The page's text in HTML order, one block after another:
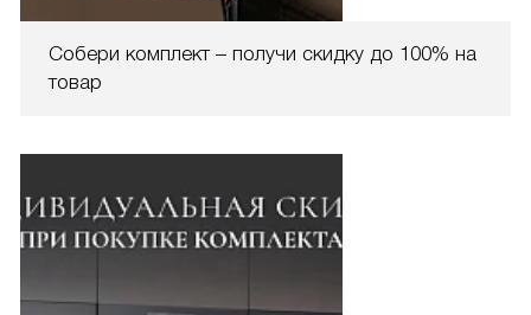
Собери комплект – получи скидку до 100% на
товар